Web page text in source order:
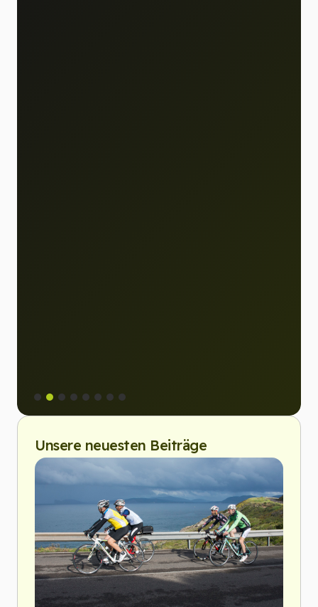
Unsere neuesten Beiträge